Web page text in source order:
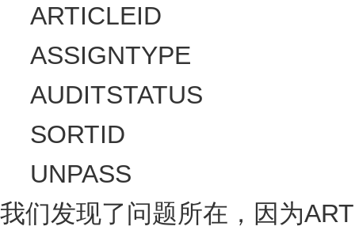
ARTICLEID
ASSIGNTYPE
AUDITSTATUS
SORTID
UNPASS
我们发现了问题所在，因为